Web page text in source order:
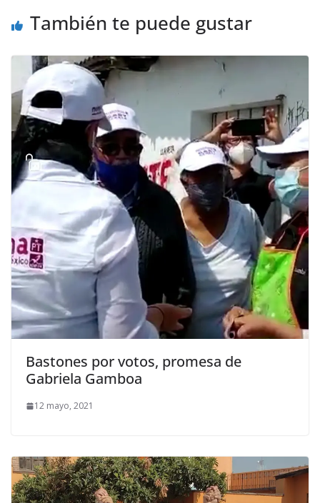
También te puede gustar
Bastones por votos, promesa de
Gabriela Gamboa
12 mayo, 2021